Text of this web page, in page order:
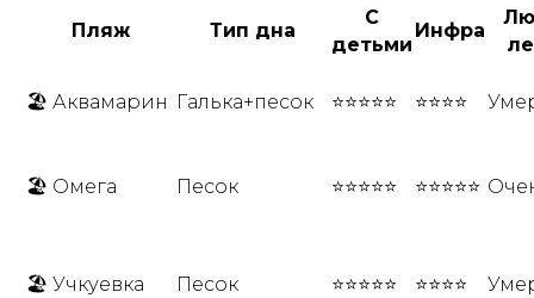
Пляж Тип дна
С
детьми
Инфра
🏖 Аквамарин Галька+песок ⭐⭐⭐⭐⭐ ⭐⭐⭐⭐
🏖 Омега Песок ⭐⭐⭐⭐⭐ ⭐⭐⭐⭐⭐
🏖 Учкуевка Песок ⭐⭐⭐⭐⭐ ⭐⭐⭐⭐